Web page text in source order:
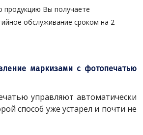
продукцию Вы получаете
обслуживание сроком на 2
маркизами с фотопечатью
управляют автоматически
способ уже устарел и почти не